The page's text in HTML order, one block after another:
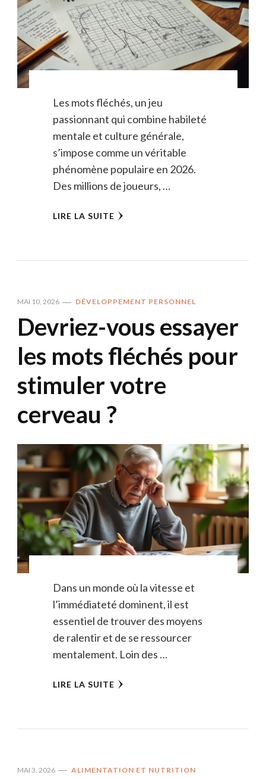
Les mots fléchés, un jeu
passionnant qui combine habileté
mentale et culture générale,
s’impose comme un véritable
phénomène populaire en 2026.
Des millions de joueurs, …
LIRE LA SUITE
MAI 10, 2026 DÉVELOPPEMENT PERSONNEL
Devriez-vous essayer
les mots fléchés pour
stimuler votre
cerveau ?
Dans un monde où la vitesse et
l’immédiateté dominent, il est
essentiel de trouver des moyens
de ralentir et de se ressourcer
mentalement. Loin des …
LIRE LA SUITE
MAI 3, 2026 ALIMENTATION ET NUTRITION